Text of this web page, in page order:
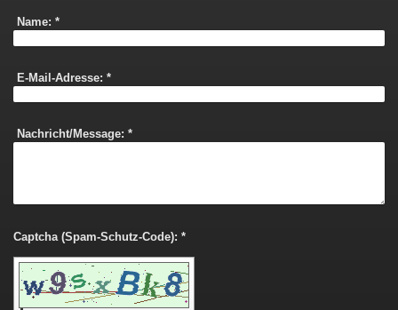
Name: *
E-Mail-Adresse: *
Nachricht/Message: *
Captcha (Spam-Schutz-Code): *